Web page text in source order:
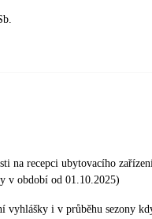
na recepci ubytovacího
v období od 01.10.2025)
vyhlášky i v průběhu sezony